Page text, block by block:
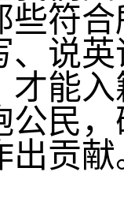
些符
、说
才能
公民
出贡